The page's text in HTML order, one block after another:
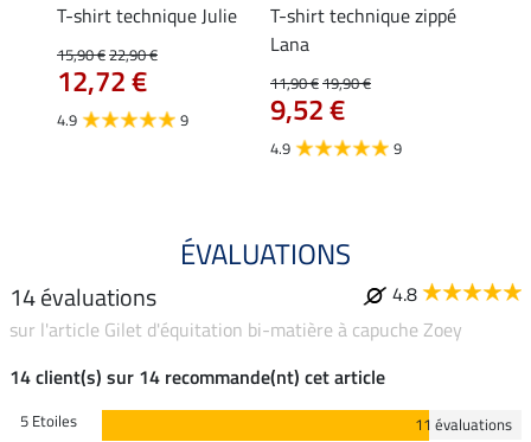
T-shirt technique Julie
15,90 €22,90 €
12,72 €
4.9 9
T-shirt technique zippé
Lana
11,90 €19,90 €
9,52 €
4.9 9
ÉVALUATIONS
14 évaluations
4.8
sur l'article Gilet d'équitation bi-matière à capuche Zoey
14 client(s) sur 14 recommande(nt) cet article
5 Etoiles
11 évaluations